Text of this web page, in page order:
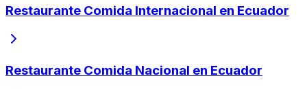
Restaurante Comida Internacional en Ecuador
Restaurante Comida Nacional en Ecuador